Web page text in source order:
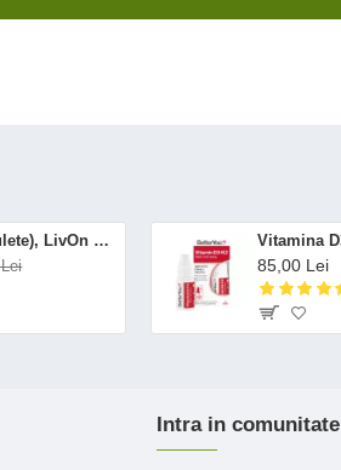
Altrient C (30 pliculete), LivOn Labs
85,00 Lei
Intra in comunitate